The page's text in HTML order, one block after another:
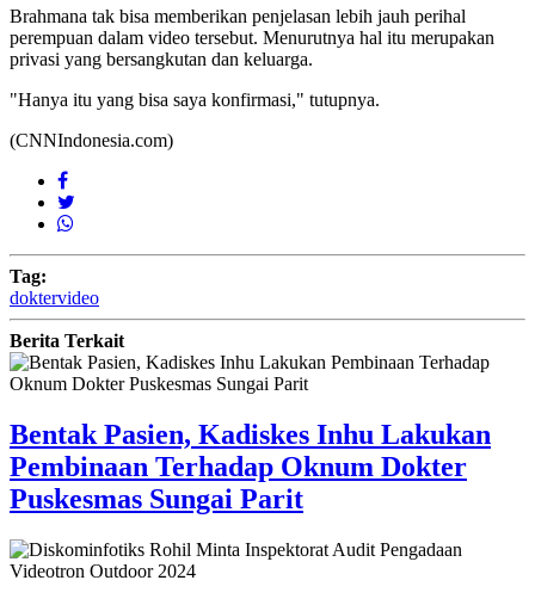
Brahmana tak bisa memberikan penjelasan lebih jauh perihal
perempuan dalam video tersebut. Menurutnya hal itu merupakan
privasi yang bersangkutan dan keluarga.
"Hanya itu yang bisa saya konfirmasi," tutupnya.
(CNNIndonesia.com)
Tag:
doktervideo
Berita Terkait
Bentak Pasien, Kadiskes Inhu Lakukan
Pembinaan Terhadap Oknum Dokter
Puskesmas Sungai Parit